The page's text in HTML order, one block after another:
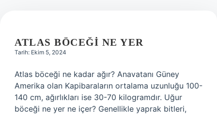
ATLAS BÖCEĞI NE YER
Tarih: Ekim 5, 2024
Atlas böceği ne kadar ağır? Anavatanı Güney
Amerika olan Kapibaraların ortalama uzunluğu 100-
140 cm, ağırlıkları ise 30-70 kilogramdır. Uğur
böceği ne yer ne içer? Genellikle yaprak bitleri,